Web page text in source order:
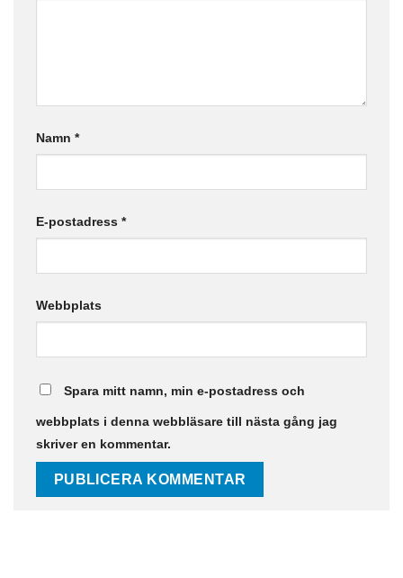
Namn *
E-postadress *
Webbplats
Spara mitt namn, min e-postadress och
webbplats i denna webbläsare till nästa gång jag
skriver en kommentar.